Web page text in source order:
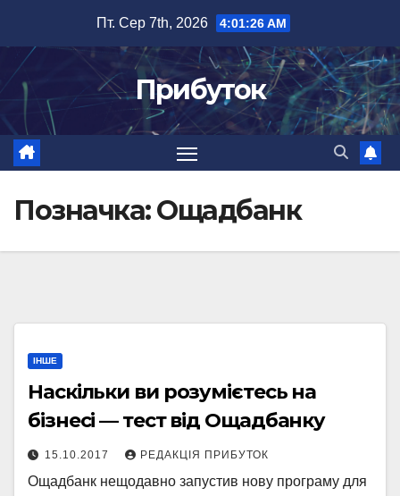
вмісту
Пт. Сер 7th, 2026 4:01:27 AM
Прибуток
Позначка:Ощадбанк
ІНШЕ
Наскільки ви розумієтесь на
бізнесі — тест від Ощадбанку
15.10.2017 РЕДАКЦІЯ ПРИБУТОК
Ощадбанк нещодавно запустив нову програму для